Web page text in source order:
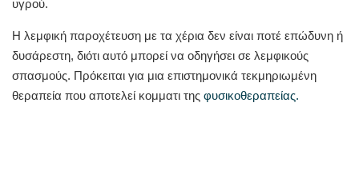
υγρού.
Η λεμφική παροχέτευση με τα χέρια δεν είναι ποτέ επώδυνη ή
δυσάρεστη, διότι αυτό μπορεί να οδηγήσει σε λεμφικούς
σπασμούς. Πρόκειται για μια επιστημονικά τεκμηριωμένη
θεραπεία που αποτελεί κομματι της φυσικοθεραπείας.